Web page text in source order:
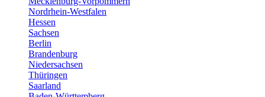
Nordrhein-Westfalen
Hessen
Sachsen
Berlin
Brandenburg
Niedersachsen
Thüringen
Saarland